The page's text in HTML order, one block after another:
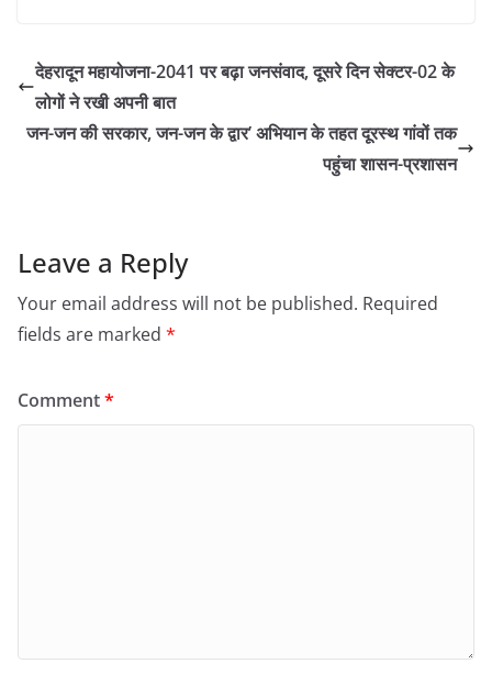
देहरादून महायोजना-2041 पर बढ़ा जनसंवाद, दूसरे दिन सेक्टर-02 के
लोगों ने रखी अपनी बात
जन-जन की सरकार, जन-जन के द्वार’ अभियान के तहत दूरस्थ गांवों तक
पहुंचा शासन-प्रशासन
Leave a Reply
Your email address will not be published. Required
fields are marked *
Comment*